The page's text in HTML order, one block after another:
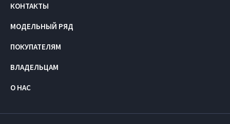
КОНТАКТЫ
МОДЕЛЬНЫЙ РЯД
ПОКУПАТЕЛЯМ
ВЛАДЕЛЬЦАМ
О НАС